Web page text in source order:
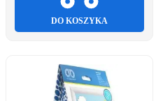
DO KOSZYKA